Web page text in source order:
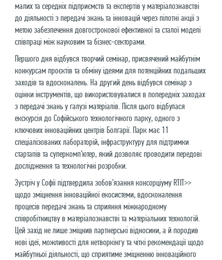
малих та середніх підприємств та експертів у матеріалознавстві
до діяльності з передачі знань та інновацій через пілотні акції з
метою забезпечення довгострокової ефективної та сталої моделі
співпраці між науковим та бізнес-секторами.
Першого дня відбувся творчий семінар, присвячений майбутнім
конкурсам проєктів та обміну ідеями для потенційних подальших
заходів та вдосконалень. На другий день відбувся семінар з
оцінки інструментів, що використовувалися в попередніх заходах
з передачі знань у галузі матеріалів. Після цього відбулася
екскурсія до Софійського технологічного парку, одного з
ключових інноваційних центрів Болгарії. Парк має 11
спеціалізованих лабораторій, інфраструктуру для підтримки
стартапів та суперкомп’ютер, який дозволяє проводити передові
дослідження та технологічні розробки.
Зустріч у Софії підтвердила зобов’язання консорціуму RTIT>>
щодо зміцнення інноваційної екосистеми, вдосконалення
процесів передачі знань та сприяння міжнародному
співробітництву в матеріалознавстві та матеріальних технологій.
Цей захід не лише зміцнив партнерські відносини, а й породив
нові ідеї, можливості для нетворкінгу та чіткі рекомендації щодо
майбутньої діяльності, що сприятиме зміцненню інноваційного